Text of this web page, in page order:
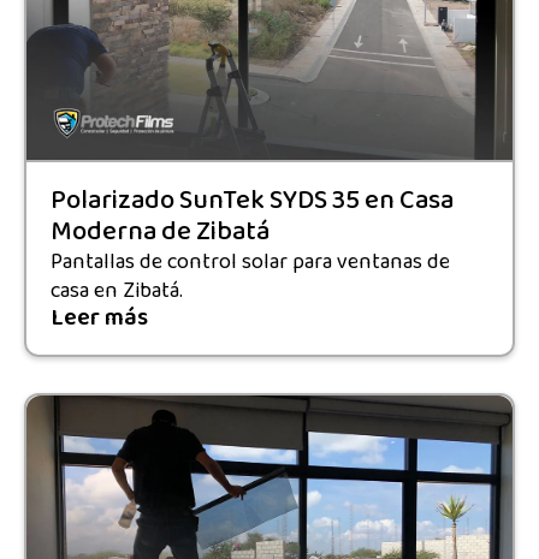
Polarizado SunTek SYDS 35 en Casa
Moderna de Zibatá
Pantallas de control solar para ventanas de
casa en Zibatá.
Leer más